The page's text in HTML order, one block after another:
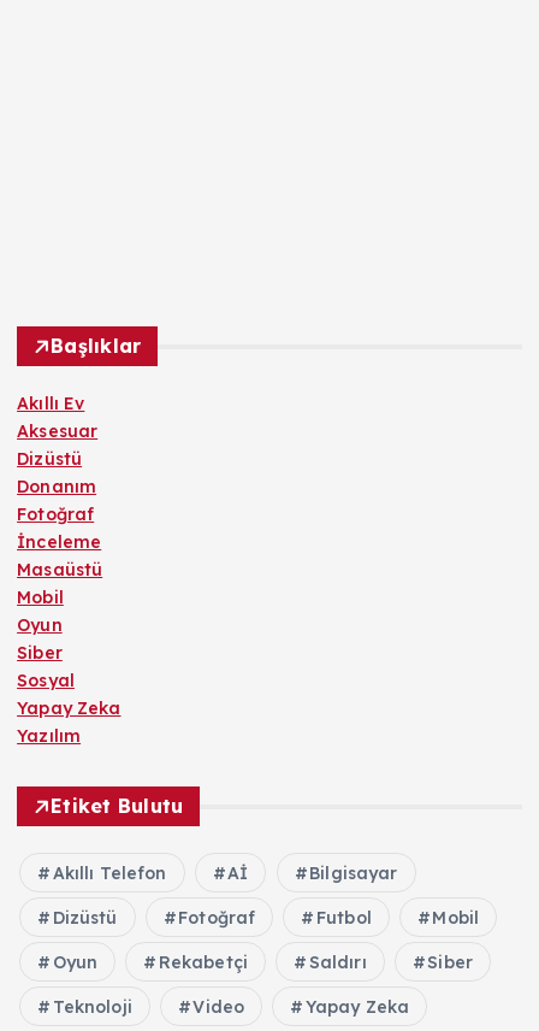
Başlıklar
Akıllı Ev
Aksesuar
Dizüstü
Donanım
Fotoğraf
İnceleme
Masaüstü
Mobil
Oyun
Siber
Sosyal
Yapay Zeka
Yazılım
Etiket Bulutu
Akıllı Telefon Aİ Bilgisayar
Dizüstü Fotoğraf Futbol Mobil
Oyun Rekabetçi Saldırı Siber
Teknoloji Video Yapay Zeka